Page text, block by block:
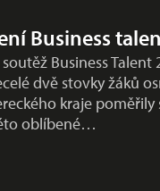
Business
Business Talent
dvě stovky žáků
kraje poměřily
oblíbené…